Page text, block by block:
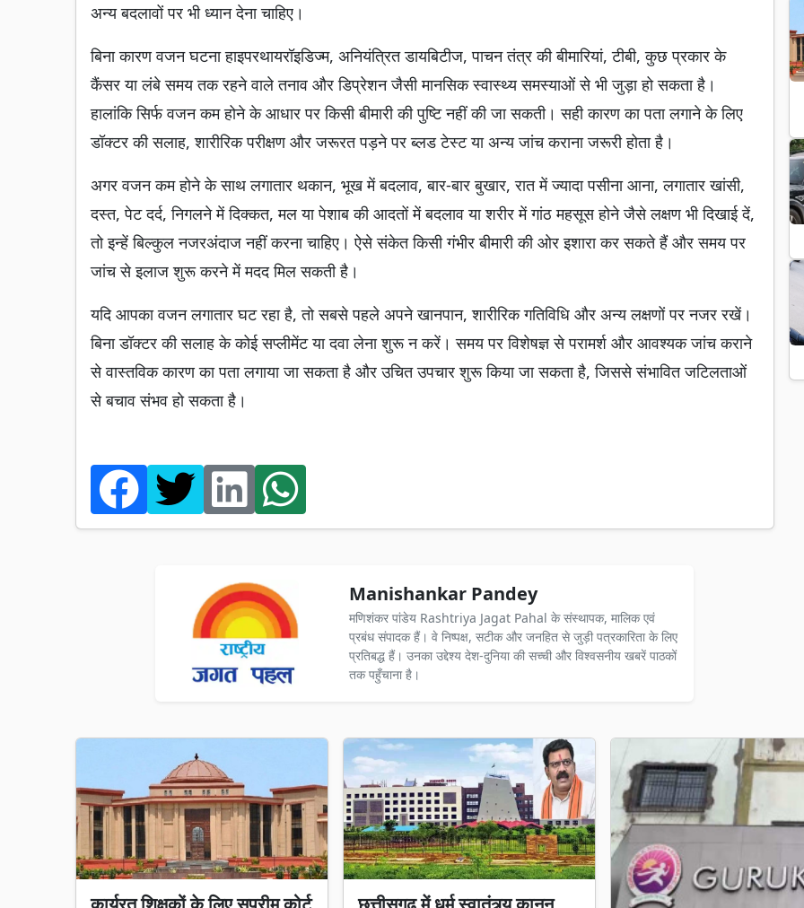
अन्य बदलावों पर भी ध्यान देना चाहिए।
बिना कारण वजन घटना हाइपरथायरॉइडिज्म, अनियंत्रित डायबिटीज, पाचन तंत्र की बीमारियां, टीबी, कुछ प्रकार के
कैंसर या लंबे समय तक रहने वाले तनाव और डिप्रेशन जैसी मानसिक स्वास्थ्य समस्याओं से भी जुड़ा हो सकता है।
हालांकि सिर्फ वजन कम होने के आधार पर किसी बीमारी की पुष्टि नहीं की जा सकती। सही कारण का पता लगाने के लिए
डॉक्टर की सलाह, शारीरिक परीक्षण और जरूरत पड़ने पर ब्लड टेस्ट या अन्य जांच कराना जरूरी होता है।
अगर वजन कम होने के साथ लगातार थकान, भूख में बदलाव, बार-बार बुखार, रात में ज्यादा पसीना आना, लगातार खांसी,
दस्त, पेट दर्द, निगलने में दिक्कत, मल या पेशाब की आदतों में बदलाव या शरीर में गांठ महसूस होने जैसे लक्षण भी दिखाई दें,
तो इन्हें बिल्कुल नजरअंदाज नहीं करना चाहिए। ऐसे संकेत किसी गंभीर बीमारी की ओर इशारा कर सकते हैं और समय पर
जांच से इलाज शुरू करने में मदद मिल सकती है।
यदि आपका वजन लगातार घट रहा है, तो सबसे पहले अपने खानपान, शारीरिक गतिविधि और अन्य लक्षणों पर नजर रखें।
बिना डॉक्टर की सलाह के कोई सप्लीमेंट या दवा लेना शुरू न करें। समय पर विशेषज्ञ से परामर्श और आवश्यक जांच कराने
से वास्तविक कारण का पता लगाया जा सकता है और उचित उपचार शुरू किया जा सकता है, जिससे संभावित जटिलताओं
से बचाव संभव हो सकता है।
Manishankar Pandey
मणिशंकर पांडेय Rashtriya Jagat Pahal के संस्थापक, मालिक एवं
प्रबंध संपादक हैं। वे निष्पक्ष, सटीक और जनहित से जुड़ी पत्रकारिता के लिए
प्रतिबद्ध हैं। उनका उद्देश्य देश-दुनिया की सच्ची और विश्वसनीय खबरें पाठकों
तक पहुँचाना है।